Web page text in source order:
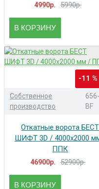
4990р. 5990р.
В КОРЗИНУ
-11 %
Собственное
производство
656-
BF
Откатные ворота БЕСТ
ШИФТ 3D / 4000x2000
ППК
46900р. 52900р.
В КОРЗИНУ